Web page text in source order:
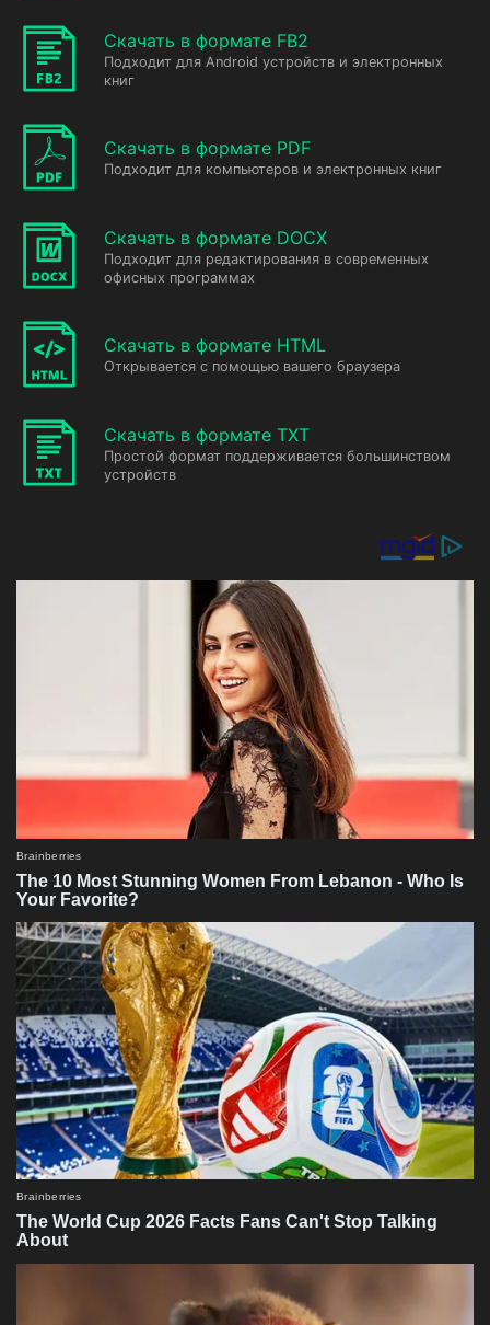
Скачать в формате FB2
Подходит для Android устройств и электронных
книг
Скачать в формате PDF
Подходит для компьютеров и электронных книг
Скачать в формате DOCX
Подходит для редактирования в современных
офисных программах
Скачать в формате HTML
Открывается с помощью вашего браузера
Скачать в формате TXT
Простой формат поддерживается большинством
устройств